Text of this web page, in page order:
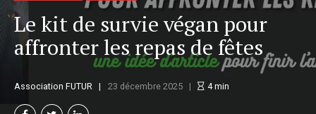
Le kit de survie végan pour
affronter les repas de fêtes
Association FUTUR 23 décembre 2025 4min